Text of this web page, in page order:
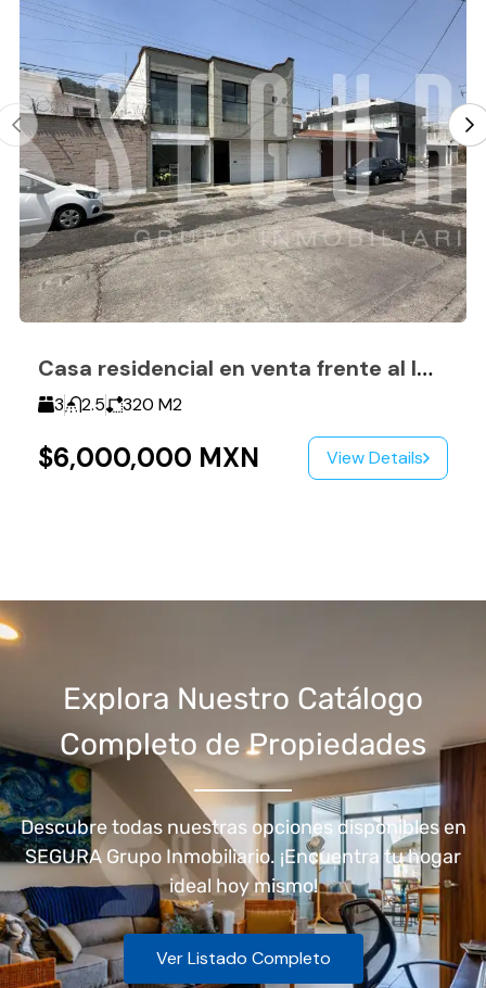
Casa residencial en venta frente al IMSS de Camelinas
3 2.5 320 M2
$6,000,000 MXN View Details
Explora Nuestro Catálogo
Completo de Propiedades
Descubre todas nuestras opciones disponibles en
SEGURA Grupo Inmobiliario. ¡Encuentra tu hogar
ideal hoy mismo!
Ver Listado Completo